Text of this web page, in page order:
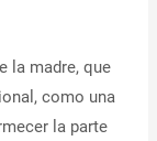
la madre, que
como una
la parte